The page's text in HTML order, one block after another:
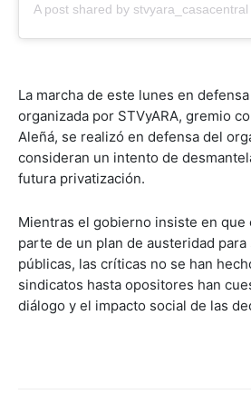
La marcha de este lunes en
organizada por STVyARA, gremio
Aleñá, se realizó en defensa del
consideran un intento de
futura privatización.
Mientras el gobierno insiste en que
parte de un plan de austeridad para
públicas, las críticas no se han
sindicatos hasta opositores han
diálogo y el impacto social de las